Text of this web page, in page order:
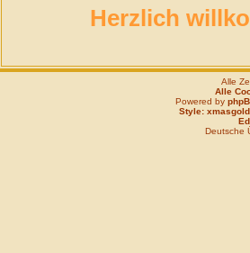
Herzlich
Alle
Alle
Powered by
Style: xmasgold
Deutsche